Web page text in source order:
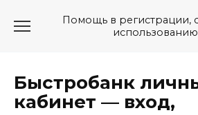
Помощь в регистрации,
использованию
Быстробанк
кабинет — вход,